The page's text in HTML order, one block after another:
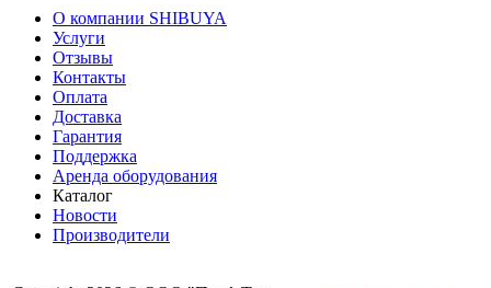
О компании SHIBUYA
Услуги
Отзывы
Контакты
Оплата
Доставка
Гарантия
Поддержка
Аренда оборудования
Каталог
Новости
Производители